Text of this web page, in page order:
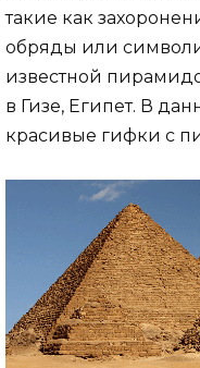
такие как
обряды или
известной
в Гизе, Египет. В
красивые гифки с